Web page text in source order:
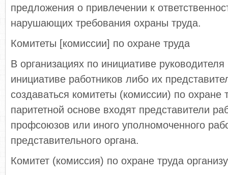
предложения о привлечении к
нарушающих требования охраны труда.
Комитеты [комиссии] по охране труда
В организациях по инициативе
инициативе работников либо их
создаваться комитеты (комиссии) по охране
паритетной основе входят представители
профсоюзов или иного уполномоченного
представительного органа.
Комитет (комиссия) по охране труда